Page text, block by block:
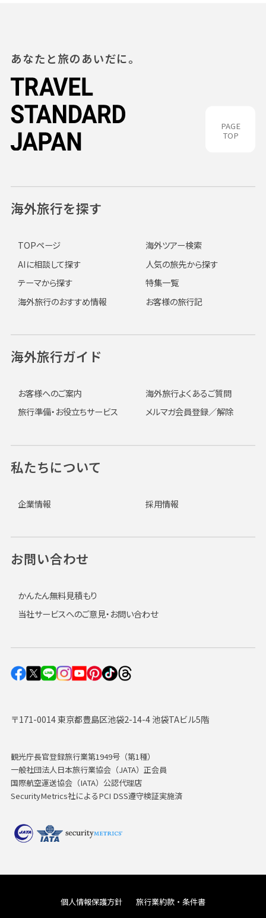
PAGE
TOP
あなたと旅のあいだに。
〒171-0014 東京都豊島区池袋2-14-4 池袋TAビル5階
観光庁長官登録旅行業第1949号（第1種）
一般社団法人日本旅行業協会（JATA）正会員
国際航空運送協会（IATA）公認代理店
SecurityMetrics社によるPCI DSS遵守検証実施済
海外旅行を探す
TOPページ
海外ツアー検索
AIに相談して探す
人気の旅先から探す
テーマから探す
特集一覧
海外旅行のおすすめ情報
お客様の旅行記
海外旅行ガイド
お客様へのご案内
海外旅行よくあるご質問
旅行準備・お役立ちサービス
メルマガ会員登録／解除
私たちについて
企業情報 採用情報
お問い合わせ
かんたん無料見積もり
当社サービスへのご意見・お問い合わせ
個人情報保護方針 旅行業約款・条件書